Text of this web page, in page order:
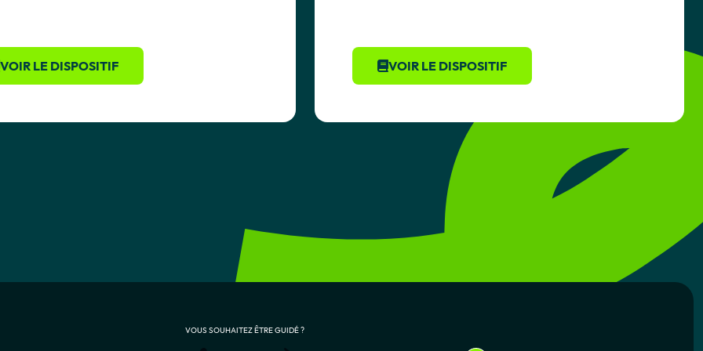
VOIR LE DISPOSITIF VOIR LE DISPOSITIF
VOUS SOUHAITEZ ÊTRE GUIDÉ ?